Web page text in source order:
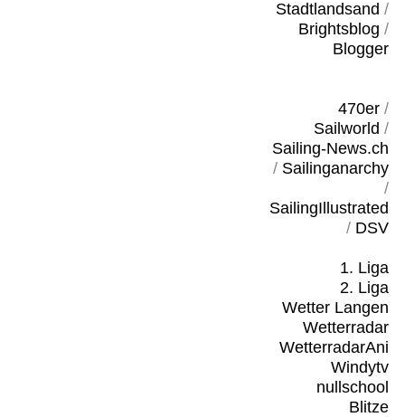
Stadtlandsand /
Brightsblog /
Blogger
470er/
Sailworld /
Sailing-News.ch
/ Sailinganarchy
/
SailingIllustrated
/ DSV
1. Liga
2. Liga
Wetter Langen
Wetterradar
WetterradarAni
Windytv
nullschool
Blitze